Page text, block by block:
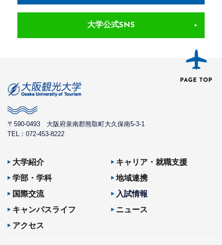
大学公式SNS
〒590-0493 大阪府泉南郡熊取町大久保南5-3-1
TEL：072-453-8222
大学紹介
キャリア・就職支援
学部・学科
地域連携
国際交流
入試情報
キャンパスライフ
ニュース
アクセス